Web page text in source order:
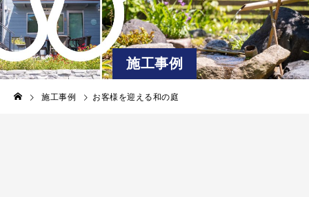
施工事例
施工事例 お客様を迎える和の庭